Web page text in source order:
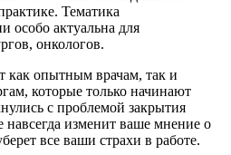
Тематика
особо актуальна для
онкологов.
как опытным врачам, так и
которые только начинают
с проблемой закрытия
навсегда изменит ваше мнение о
все ваши страхи в работе.